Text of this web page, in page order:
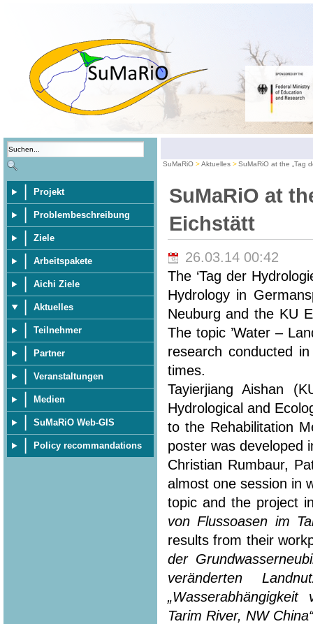
Projekt
Problembeschreibung
Ziele
Arbeitspakete
Aichi Ziele
Aktuelles
Teilnehmer
Partner
Veranstaltungen
Medien
SuMaRiO Web-GIS
Policy recommandations
SuMaRiO Aktuelles SuMaRiO at the „Tag
SuMaRiO at
Eichstätt
26.03.14 00:42
The ‘Tag der
Hydrology in
Neuburg and the KU
The topic ’Water –
research conducted
times.
Tayierjiang Aishan
Hydrological and
to the Rehabilitation
poster was developed
Christian Rumbaur,
almost one session in
topic and the project
von Flussoasen im
results from their
der
veränderten
Tarim River, NW China“